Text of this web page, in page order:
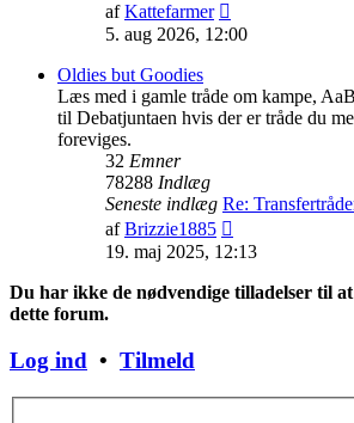
afKattefarmer
det
5. aug 2026, 12:00
Oldies but Goodies
Læs med i gamle tråde om kampe,
til Debatjuntaen hvis der er tråde du
foreviges.
32 Emner
78288 Indlæg
Seneste indlæg Re:
afBrizzie1885
det
indlæg
19. maj 2025, 12:13
Du har ikke de nødvendige tilladelser til
dette forum.
Log ind • Tilmeld